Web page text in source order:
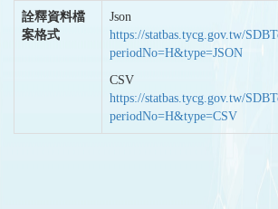
詮釋資料檔
案格式
Json
https://statbas.tycg.gov.tw/
periodNo=H&type=JSON
CSV
https://statbas.tycg.gov.tw/
periodNo=H&type=CSV